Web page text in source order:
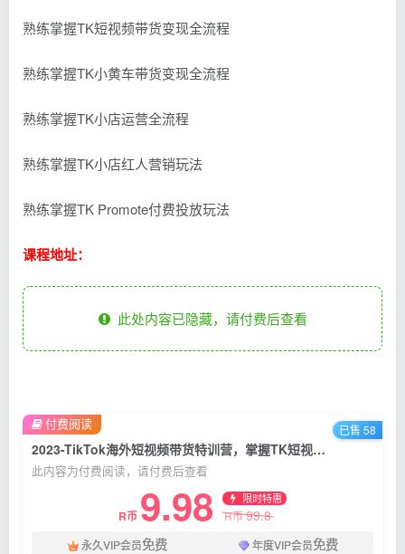
熟练掌握TK短视频带货变现全流程
熟练掌握TK小黄车带货变现全流程
熟练掌握TK小店运营全流程
熟练掌握TK小店红人营销玩法
熟练掌握TK Promote付费投放玩法
课程地址：
此处内容已隐藏，请付费后查看
2023-TikTok海外短视频带货特训营，掌握TK短视频带货变现全流程（60节课）
此内容为付费阅读，请付费后查看
R币 9.98 限时特惠
R币99.8
永久VIP会员免费 年度VIP会员免费
付费阅读 已售 58